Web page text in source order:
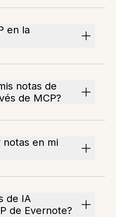
en la
notas de
de MCP?
notas en mi
de IA
de Evernote?